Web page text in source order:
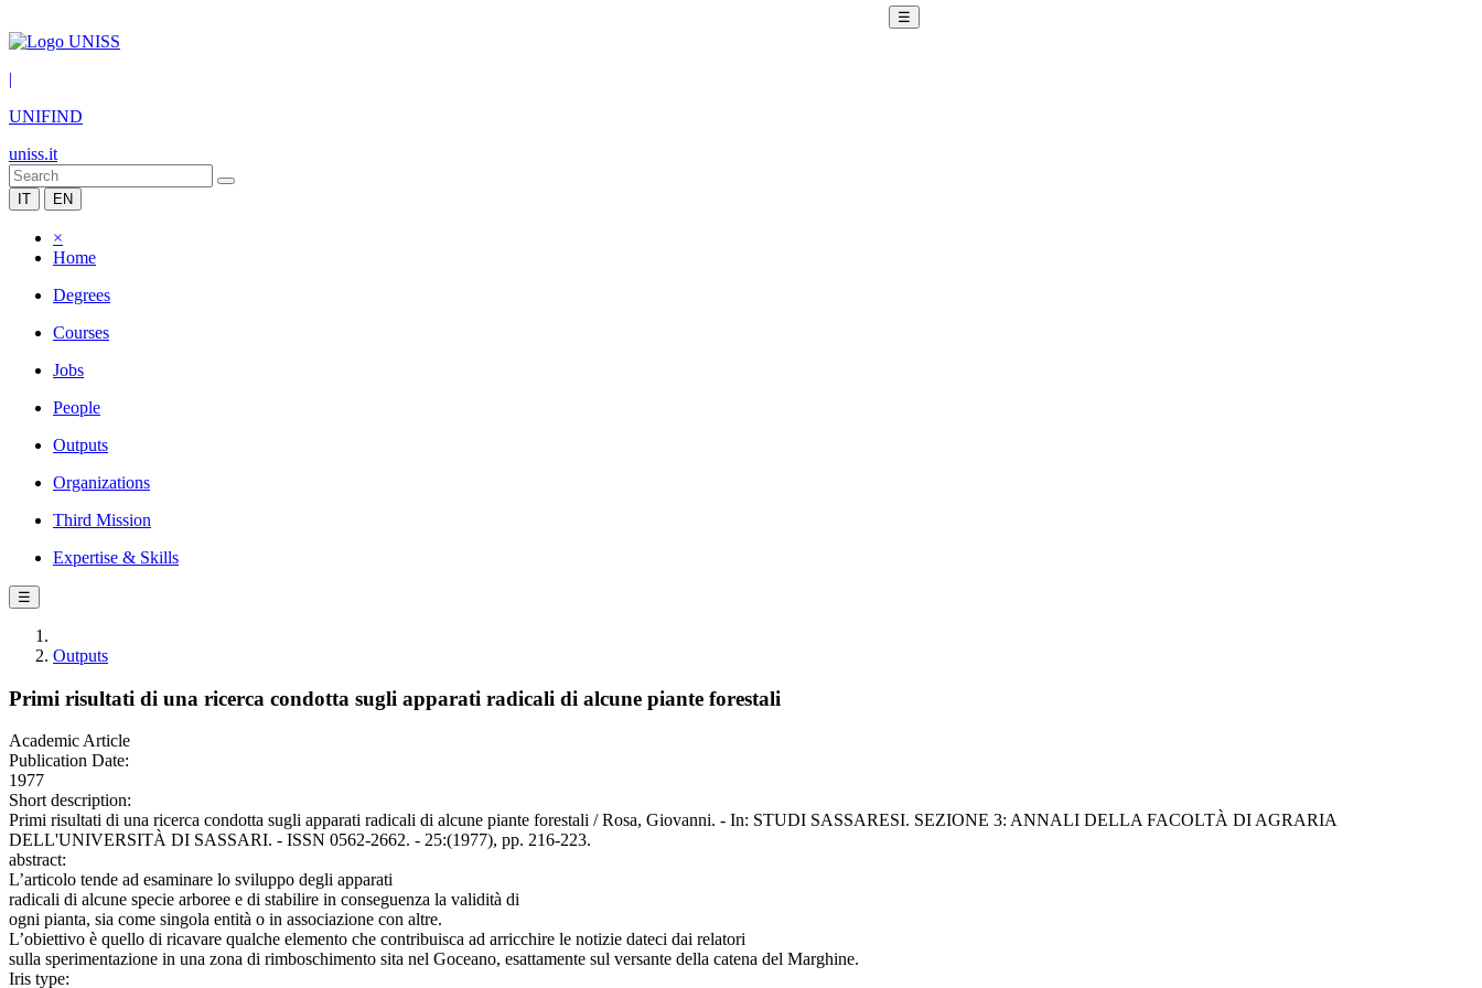
☰
|
UNIFIND
uniss.it
IT EN
×
Home
Degrees
Courses
Jobs
People
Outputs
Organizations
Third Mission
Expertise & Skills
☰
Outputs
Primi risultati di una ricerca condotta sugli apparati radicali di alcune piante forestali
Academic Article
Publication Date:
1977
Short description:
Primi risultati di una ricerca condotta sugli apparati radicali di alcune piante forestali / Rosa, Giovanni. - In: STUDI SASSARESI. SEZIONE 3: ANNALI DELLA FACOLTÀ DI AGRARIA
DELL'UNIVERSITÀ DI SASSARI. - ISSN 0562-2662. - 25:(1977), pp. 216-223.
abstract:
L’articolo tende ad esaminare lo sviluppo degli apparati
radicali di alcune specie arboree e di stabilire in conseguenza la validità di
ogni pianta, sia come singola entità o in associazione con altre.
L’obiettivo è quello di ricavare qualche elemento che contribuisca ad arricchire le notizie dateci dai relatori
sulla sperimentazione in una zona di rimboschimento sita nel Goceano, esattamente sul versante della catena del Marghine.
Iris type: